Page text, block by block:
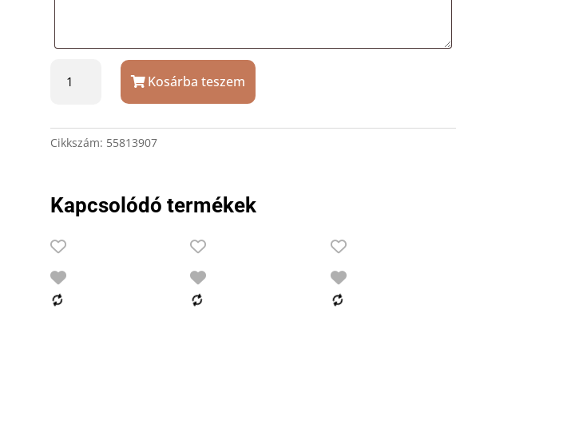
acél
felirattal
mennyiség
Kosárba teszem
Cikkszám: 55813907
Kapcsolódó termékek